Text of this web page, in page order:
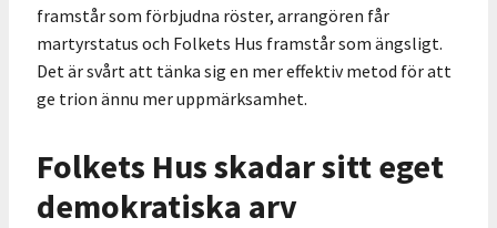
framstår som förbjudna röster, arrangören får
martyrstatus och Folkets Hus framstår som ängsligt.
Det är svårt att tänka sig en mer effektiv metod för att
ge trion ännu mer uppmärksamhet.
Folkets Hus skadar sitt eget
demokratiska arv